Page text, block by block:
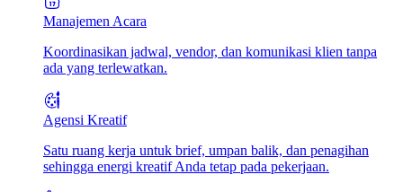
Manajemen Acara
Koordinasikan jadwal, vendor, dan komunikasi klien tanpa
ada yang terlewatkan.
Agensi Kreatif
Satu ruang kerja untuk brief, umpan balik, dan penagihan
sehingga energi kreatif Anda tetap pada pekerjaan.